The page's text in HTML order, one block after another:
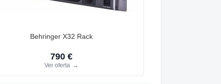
Behringer X32 Rack
790 €
Ver oferta →